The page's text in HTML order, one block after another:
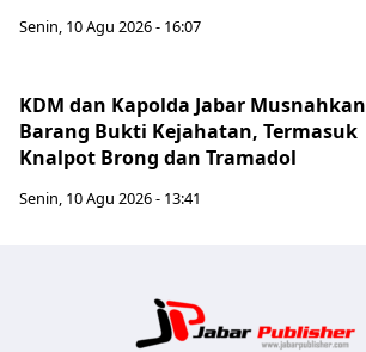
Senin, 10 Agu 2026 - 16:07
KDM dan Kapolda Jabar Musnahkan
Barang Bukti Kejahatan, Termasuk
Knalpot Brong dan Tramadol
Senin, 10 Agu 2026 - 13:41